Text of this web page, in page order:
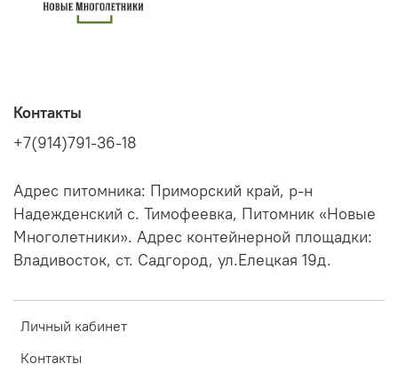
Личный кабинет
Контакты
Контакты
+7(914)791-36-18
Адрес питомника: Приморский край, р-н
Надежденский с. Тимофеевка, Питомник «Новые
Многолетники». Адрес контейнерной площадки:
Владивосток, ст. Садгород, ул.Елецкая 19д.